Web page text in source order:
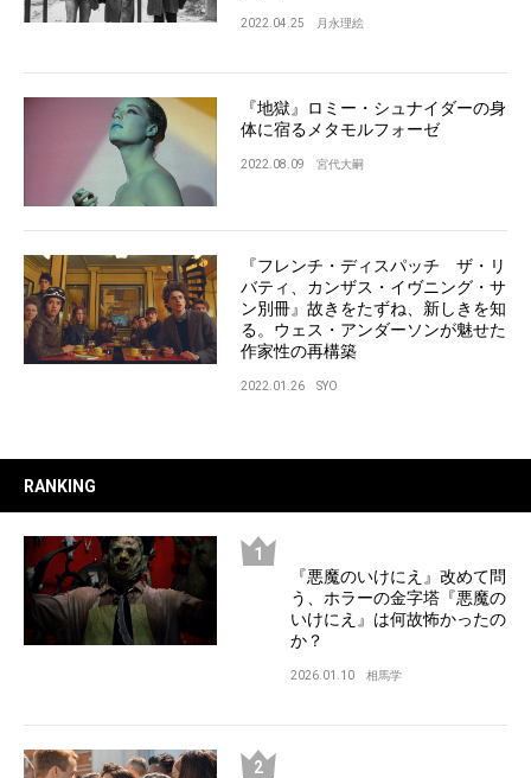
2022.04.25 月永理絵
『地獄』ロミー・シュナイダーの身
体に宿るメタモルフォーゼ
2022.08.09 宮代大嗣
『フレンチ・ディスパッチ ザ・リ
バティ、カンザス・イヴニング・サ
ン別冊』故きをたずね、新しきを知
る。ウェス・アンダーソンが魅せた
作家性の再構築
2022.01.26 SYO
RANKING
『悪魔のいけにえ』改めて問
う、ホラーの金字塔『悪魔の
いけにえ』は何故怖かったの
か？
2026.01.10 相馬学